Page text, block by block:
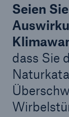
Seien
dass Sie